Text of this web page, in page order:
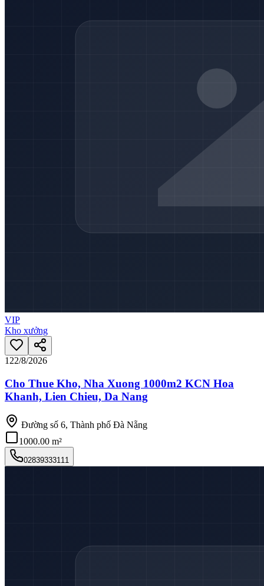
VIP
Kho xưởng
122/8/2026
Cho Thue Kho, Nha Xuong 1000m2 KCN Hoa
Khanh, Lien Chieu, Da Nang
Đường số 6, Thành phố Đà Nẵng
1000.00 m²
02839333111